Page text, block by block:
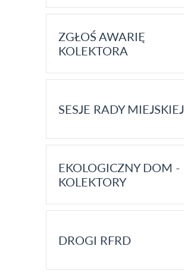
ZGŁOŚ AWARIĘ
KOLEKTORA
SESJE RADY MIEJSKIEJ
EKOLOGICZNY DOM -
KOLEKTORY
DROGI RFRD